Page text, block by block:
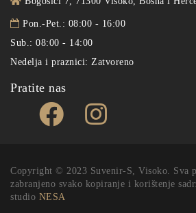
Pon.-Pet.: 08:00 - 16:00
Sub.: 08:00 - 14:00
Nedelja i praznici: Zatvoreno
Pratite nas
Copyright © 2023 Suvenir-S, Visoko. Sva
zabranjeno svako kopiranje i korištenje
studio NESA